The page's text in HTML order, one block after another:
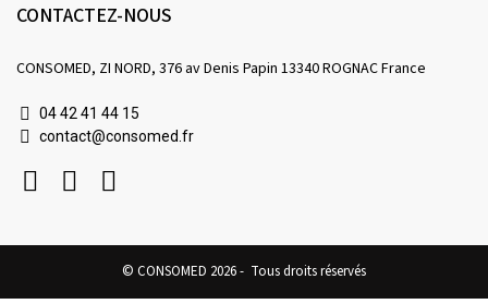
CONTACTEZ-NOUS
CONSOMED, ZI NORD, 376 av Denis Papin 13340 ROGNAC France
04 42 41 44 15
contact@consomed.fr
© CONSOMED 2026 - Tous droits réservés